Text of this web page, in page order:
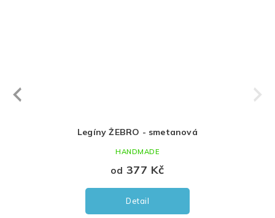
Legíny ŽEBRO - smetanová
od 377 Kč
Detail
HANDMADE
Next